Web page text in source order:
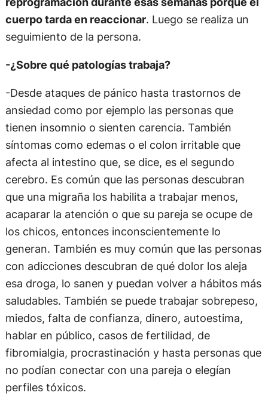
cuerpo tarda en reaccionar. Luego se realiza un
seguimiento de la persona.
-¿Sobre qué patologías trabaja?
-Desde ataques de pánico hasta trastornos de
ansiedad como por ejemplo las personas que
tienen insomnio o sienten carencia. También
síntomas como edemas o el colon irritable que
afecta al intestino que, se dice, es el segundo
cerebro. Es común que las personas descubran
que una migraña los habilita a trabajar menos,
acaparar la atención o que su pareja se ocupe de
los chicos, entonces inconscientemente lo
generan. También es muy común que las personas
con adicciones descubran de qué dolor los aleja
esa droga, lo sanen y puedan volver a hábitos más
saludables. También se puede trabajar sobrepeso,
miedos, falta de confianza, dinero, autoestima,
hablar en público, casos de fertilidad, de
fibromialgia, procrastinación y hasta personas que
no podían conectar con una pareja o elegían
perfiles tóxicos.